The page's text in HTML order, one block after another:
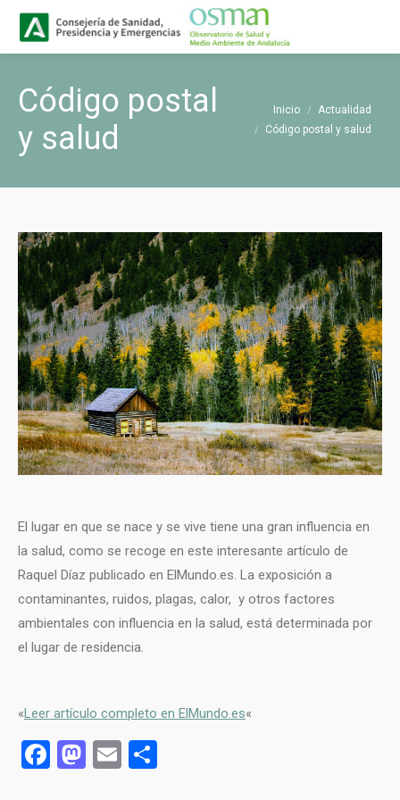
Código postal
y salud
Estás aquí:Inicio
Actualidad
Código postal y salud
El lugar en que se nace y se vive tiene una gran influencia en
la salud, como se recoge en este interesante artículo de
Raquel Díaz publicado en ElMundo.es. La exposición a
contaminantes, ruidos, plagas, calor, y otros factores
ambientales con influencia en la salud, está determinada por
el lugar de residencia.
«Leer artículo completo en ElMundo.es«
Facebook
Mastodon
Email